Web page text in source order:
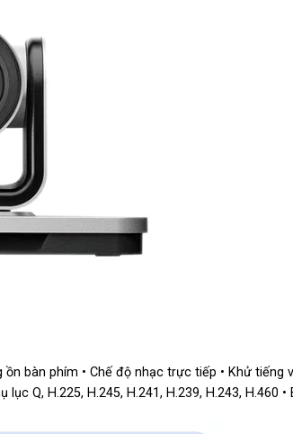
bàn phím • Chế độ nhạc trực tiếp • Khử tiếng
Q, H.225, H.245, H.241, H.239, H.243, H.460 •